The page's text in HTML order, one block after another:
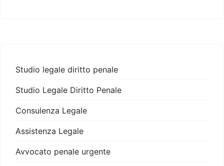
Studio legale diritto penale
Studio Legale Diritto Penale
Consulenza Legale
Assistenza Legale
Avvocato penale urgente